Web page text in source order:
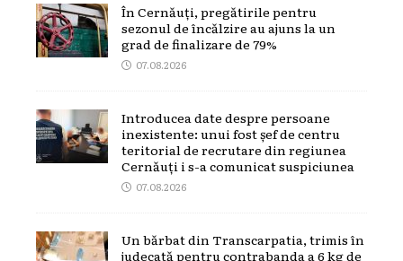
În Cernăuți, pregătirile pentru
sezonul de încălzire au ajuns la un
grad de finalizare de 79%
07.08.2026
Introducea date despre persoane
inexistente: unui fost șef de centru
teritorial de recrutare din regiunea
Cernăuți i s-a comunicat suspiciunea
07.08.2026
Un bărbat din Transcarpatia, trimis în
judecată pentru contrabanda a 6 kg de